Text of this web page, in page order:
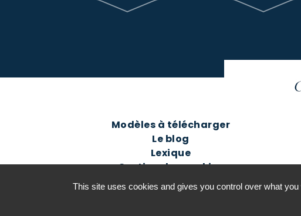
Modèles à télécharger
Le blog
Lexique
Gestion des cookies
©2016-26 Jurisconsulte - Tous droits
This site uses cookies and gives you control over what